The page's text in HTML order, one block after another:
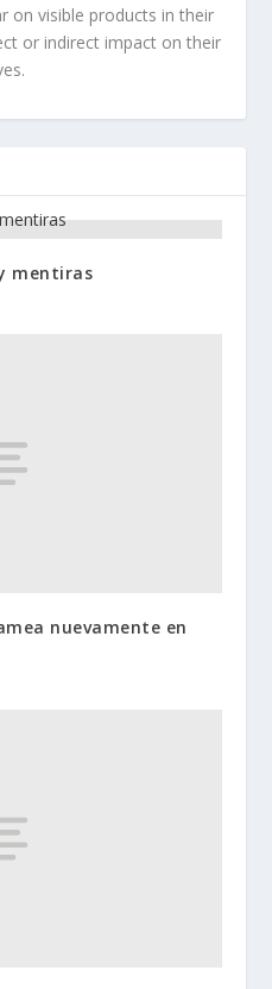
on visible products in their
or indirect impact on their
mentiras
nuevamente en